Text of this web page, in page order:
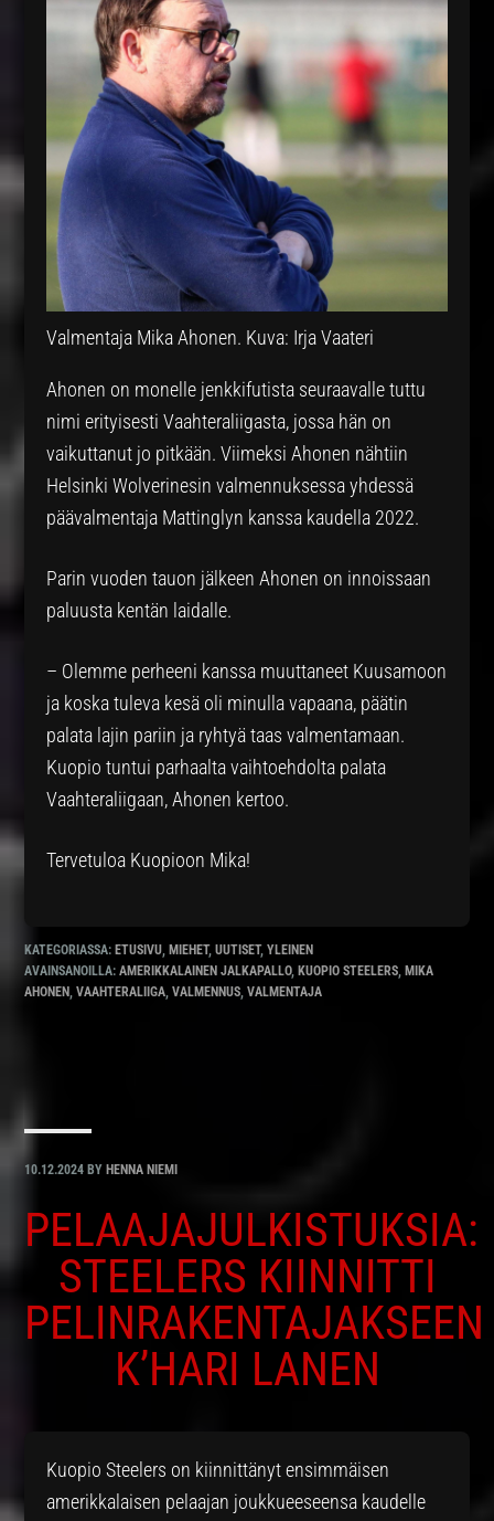
Valmentaja Mika Ahonen. Kuva: Irja Vaateri
Ahonen on monelle jenkkifutista seuraavalle tuttu
nimi erityisesti Vaahteraliigasta, jossa hän on
vaikuttanut jo pitkään. Viimeksi Ahonen nähtiin
Helsinki Wolverinesin valmennuksessa yhdessä
päävalmentaja Mattinglyn kanssa kaudella 2022.
Parin vuoden tauon jälkeen Ahonen on innoissaan
paluusta kentän laidalle.
– Olemme perheeni kanssa muuttaneet Kuusamoon
ja koska tuleva kesä oli minulla vapaana, päätin
palata lajin pariin ja ryhtyä taas valmentamaan.
Kuopio tuntui parhaalta vaihtoehdolta palata
Vaahteraliigaan, Ahonen kertoo.
Tervetuloa Kuopioon Mika!
KATEGORIASSA: ETUSIVU, MIEHET,UUTISET,YLEINEN
AVAINSANOILLA:AMERIKKALAINEN JALKAPALLO, KUOPIO STEELERS, MIKA
AHONEN,VAAHTERALIIGA,VALMENNUS,VALMENTAJA
10.12.2024 BY HENNA NIEMI
PELAAJAJULKISTUKSIA:
STEELERS KIINNITTI
PELINRAKENTAJAKSEEN
K’HARI LANEN
Kuopio Steelers on kiinnittänyt ensimmäisen
amerikkalaisen pelaajan joukkueeseensa kaudelle